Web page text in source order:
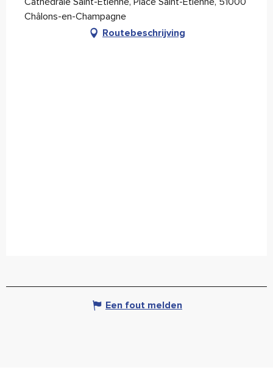
Châlons-en-Champagne
Routebeschrijving
Een fout melden